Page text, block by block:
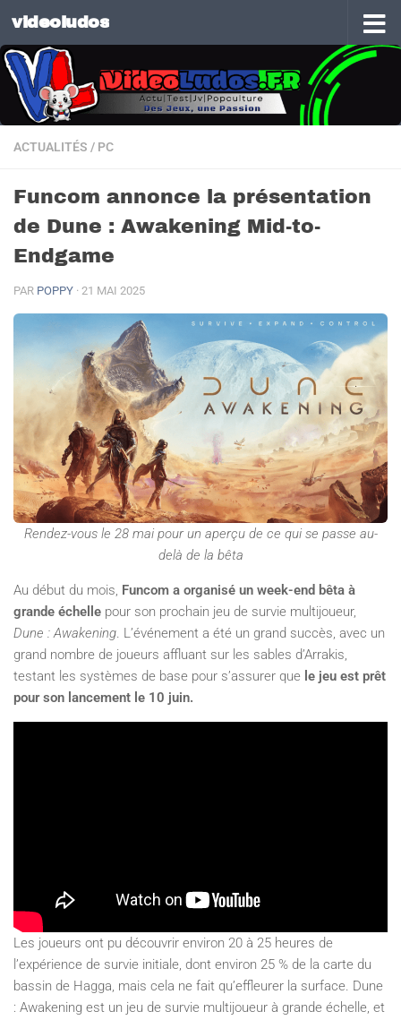
Skip to content
videoludos
ACTUALITÉS / PC
Funcom annonce la présentation
de Dune : Awakening Mid-to-
Endgame
PAR POPPY · 21 MAI 2025
Rendez-vous le 28 mai pour un aperçu de ce qui se passe au-
delà de la bêta
Au début du mois, Funcom a organisé un week-end bêta à
grande échelle pour son prochain jeu de survie multijoueur,
Dune : Awakening. L’événement a été un grand succès, avec un
grand nombre de joueurs affluant sur les sables d’Arrakis,
testant les systèmes de base pour s’assurer que le jeu est prêt
pour son lancement le 10 juin.
Les joueurs ont pu découvrir environ 20 à 25 heures de
l’expérience de survie initiale, dont environ 25 % de la carte du
bassin de Hagga, mais cela ne fait qu’effleurer la surface. Dune
: Awakening est un jeu de survie multijoueur à grande échelle, et